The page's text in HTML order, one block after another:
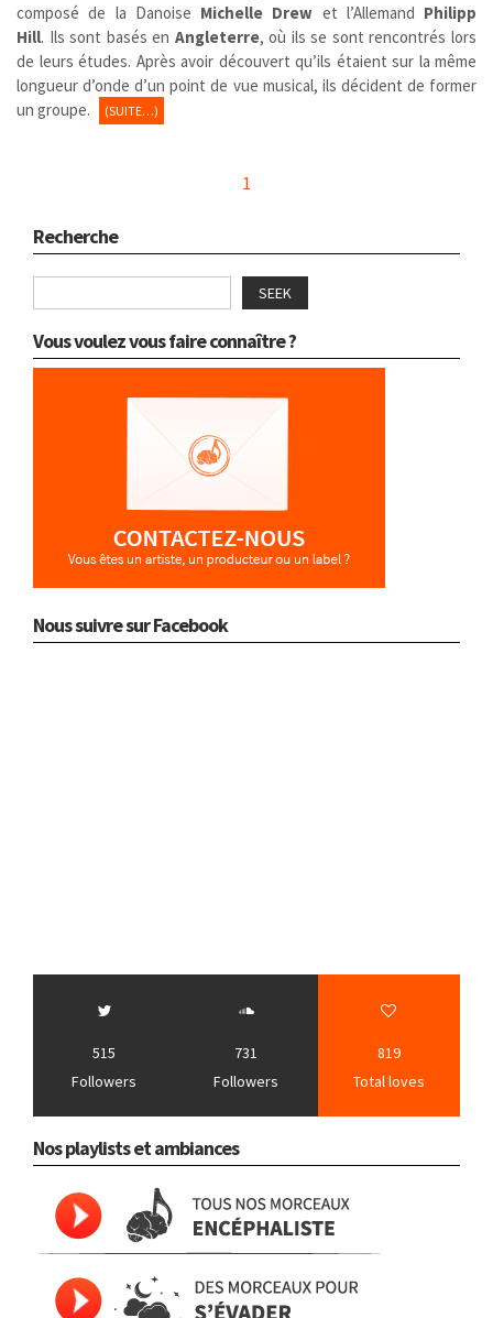
composé de la Danoise Michelle Drew et l’Allemand Philipp
Hill. Ils sont basés en Angleterre, où ils se sont rencontrés lors
de leurs études. Après avoir découvert qu’ils étaient sur la même
longueur d’onde d’un point de vue musical, ils décident de former
un groupe.
(SUITE…)
1
Recherche
SEEK
Vous voulez vous faire connaître ?
Nous suivre sur Facebook
515
Followers
731
Followers
819
Total loves
Nos playlists et ambiances